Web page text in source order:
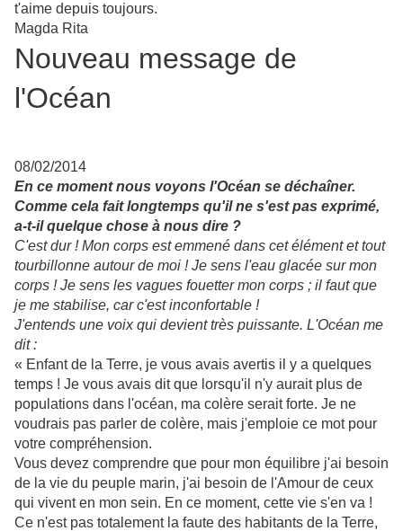
t'aime depuis toujours.
Magda Rita
Nouveau message de
l'Océan
08/02/2014
En ce moment nous voyons l'Océan se déchaîner.
Comme cela fait longtemps qu'il ne s'est pas exprimé,
a-t-il quelque chose à nous dire ?
C'est dur ! Mon corps est emmené dans cet élément et tout
tourbillonne autour de moi ! Je sens l'eau glacée sur mon
corps ! Je sens les vagues fouetter mon corps ; il faut que
je me stabilise, car c'est inconfortable !
J'entends une voix qui devient très puissante. L'Océan me
dit :
« Enfant de la Terre, je vous avais avertis il y a quelques
temps ! Je vous avais dit que lorsqu'il n'y aurait plus de
populations dans l'océan, ma colère serait forte. Je ne
voudrais pas parler de colère, mais j'emploie ce mot pour
votre compréhension.
Vous devez comprendre que pour mon équilibre j'ai besoin
de la vie du peuple marin, j'ai besoin de l'Amour de ceux
qui vivent en mon sein. En ce moment, cette vie s'en va !
Ce n'est pas totalement la faute des habitants de la Terre,